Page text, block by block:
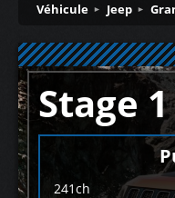
Véhicule Jeep
Stage 1
241ch